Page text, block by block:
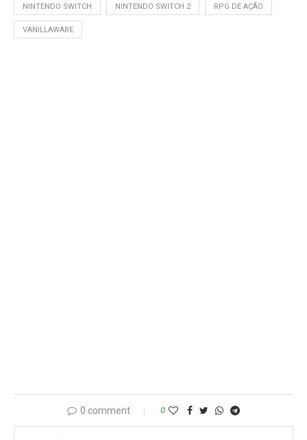
NINTENDO SWITCH NINTENDO SWITCH 2 RPG DE AÇÃO
VANILLAWARE
0 comment 0